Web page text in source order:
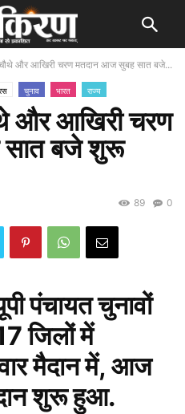
चौथे और आखिरी चरण मतदान आज सुबह सात बजे...
चुनाव भारत राज्य
और आखिरी चरण
बजे शुरू
0
89
पंचायत चुनावों
जिलों में
मैदान में, आज
शुरू हुआ.